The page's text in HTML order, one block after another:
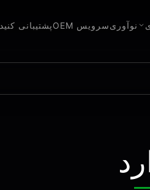
نوآوریسرویس OEM پشتیبانی کنید